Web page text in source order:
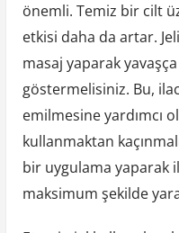
önemli. Temiz bir cilt
etkisi daha da artar.
masaj yaparak
göstermelisiniz. Bu,
emilmesine yardımcı
kullanmaktan
bir uygulama yaparak
maksimum şekilde